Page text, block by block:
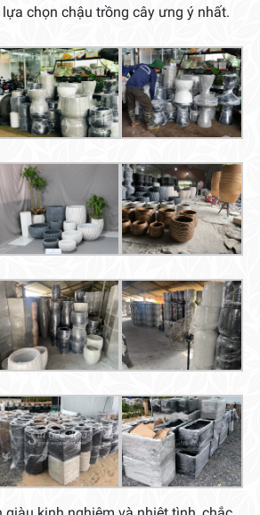
chọn chậu trồng cây ưng ý nhất.